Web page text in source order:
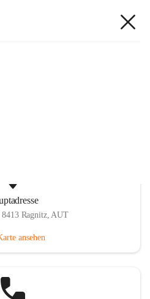
8413 Ragnitz, AUT
ansehen